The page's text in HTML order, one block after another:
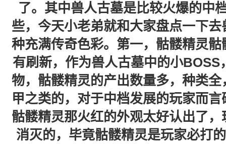
了。其中兽人古墓是比较火爆的中
些，今天小老弟就和大家盘点一下
种充满传奇色彩。第一，骷髅精灵
有刷新，作为兽人古墓中的小
物，骷髅精灵的产出数量多，种类
甲之类的，对于中档发展的玩家而
骷髅精灵那火红的外观太好认出了
消灭的，毕竟骷髅精灵是玩家必打